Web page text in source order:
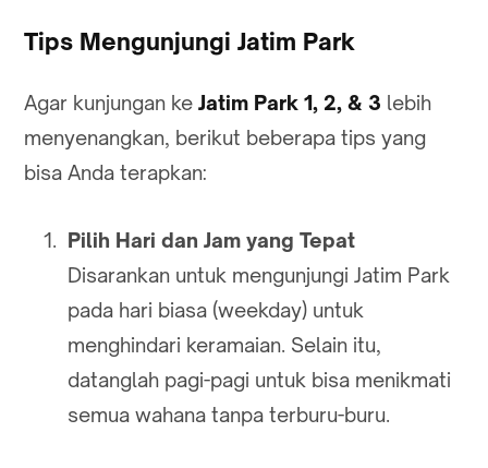
Tips Mengunjungi Jatim Park
Agar kunjungan ke Jatim Park 1, 2, & 3 lebih
menyenangkan, berikut beberapa tips yang
bisa Anda terapkan:
Pilih Hari dan Jam yang Tepat
Disarankan untuk mengunjungi Jatim Park
pada hari biasa (weekday) untuk
menghindari keramaian. Selain itu,
datanglah pagi-pagi untuk bisa menikmati
semua wahana tanpa terburu-buru.